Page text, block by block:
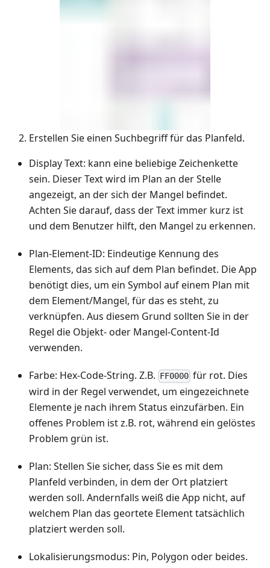
Erstellen Sie einen Suchbegriff für das Planfeld.
Display Text: kann eine beliebige Zeichenkette
sein. Dieser Text wird im Plan an der Stelle
angezeigt, an der sich der Mangel befindet.
Achten Sie darauf, dass der Text immer kurz ist
und dem Benutzer hilft, den Mangel zu erkennen.
Plan-Element-ID: Eindeutige Kennung des
Elements, das sich auf dem Plan befindet. Die App
benötigt dies, um ein Symbol auf einem Plan mit
dem Element/Mangel, für das es steht, zu
verknüpfen. Aus diesem Grund sollten Sie in der
Regel die Objekt- oder Mangel-Content-Id
verwenden.
Farbe: Hex-Code-String. Z.B. FF0000 für rot. Dies
wird in der Regel verwendet, um eingezeichnete
Elemente je nach ihrem Status einzufärben. Ein
offenes Problem ist z.B. rot, während ein gelöstes
Problem grün ist.
Plan: Stellen Sie sicher, dass Sie es mit dem
Planfeld verbinden, in dem der Ort platziert
werden soll. Andernfalls weiß die App nicht, auf
welchem Plan das geortete Element tatsächlich
platziert werden soll.
Lokalisierungsmodus: Pin, Polygon oder beides.